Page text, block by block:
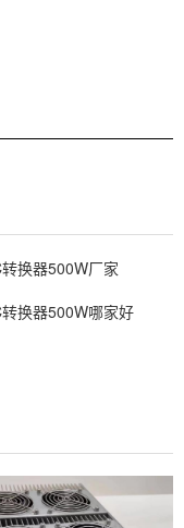
换器500W厂家
换器500W哪家好